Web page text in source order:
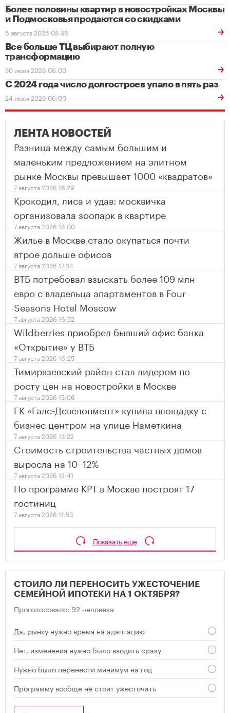
Более половины квартир в новостройках Москвы
и Подмосковья продаются со скидками
6 августа 2026 08:36
Все больше ТЦ выбирают полную
трансформацию
30 июля 2026 06:00
С 2024 года число долгостроев упало в пять раз
24 июля 2026 06:00
ЛЕНТА НОВОСТЕЙ
Разница между самым большим и
маленьким предложением на элитном
рынке Москвы превышает 1000 «квадратов»
7 августа 2026 18:29
Крокодил, лиса и удав: москвичка
организовала зоопарк в квартире
7 августа 2026 18:00
Жилье в Москве стало окупаться почти
втрое дольше офисов
7 августа 2026 17:34
ВТБ потребовал взыскать более 109 млн
евро с владельца апартаментов в Four
Seasons Hotel Moscow
7 августа 2026 16:52
Wildberries приобрел бывший офис банка
«Открытие» у ВТБ
7 августа 2026 16:25
Тимирязевский район стал лидером по
росту цен на новостройки в Москве
7 августа 2026 15:06
ГК «Галс-Девелопмент» купила площадку с
бизнес центром на улице Наметкина
7 августа 2026 13:22
Стоимость строительства частных домов
выросла на 10–12%
7 августа 2026 12:41
По программе КРТ в Москве построят 17
гостиниц
7 августа 2026 11:53
Показать еще
СТОИЛО ЛИ ПЕРЕНОСИТЬ УЖЕСТОЧЕНИЕ
СЕМЕЙНОЙ ИПОТЕКИ НА 1 ОКТЯБРЯ?
Проголосовало: 92 человека
Да, рынку нужно время на адаптацию
Нет, изменения нужно было вводить сразу
Нужно было перенести минимум на год
Программу вообще не стоит ужесточать